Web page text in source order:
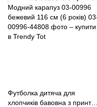
Футболка дитяча для
хлопчиків бавовна з принтом